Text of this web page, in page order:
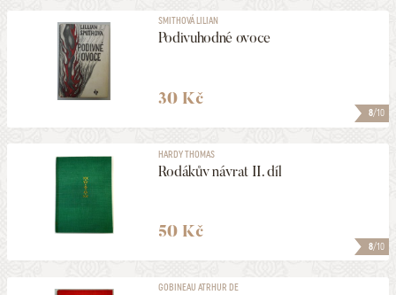
8/10
SMITHOVÁ LILIAN
Podivuhodné ovoce
30 Kč
8/10
HARDY THOMAS
Rodákův návrat II. díl
50 Kč
GOBINEAU ATRHUR DE